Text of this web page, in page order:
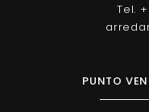
Tel.
PUNTO